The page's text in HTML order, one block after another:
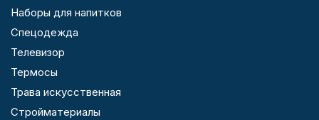
Наборы для напитков
Спецодежда
Телевизор
Термосы
Трава искусственная
Стройматериалы